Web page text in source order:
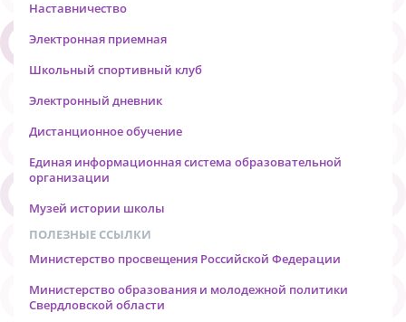
Наставничество
Электронная приемная
Школьный спортивный клуб
Электронный дневник
Дистанционное обучение
Единая информационная система образовательной
организации
Музей истории школы
ПОЛЕЗНЫЕ ССЫЛКИ
Министерство просвещения Российской Федерации
Министерство образования и молодежной политики
Свердловской области